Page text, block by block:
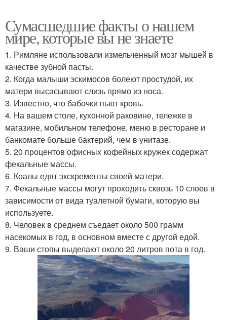
Сумасшедшие факты о нашем
мире, которые вы не знаете
1. Римляне использовали измельченный мозг мышей в
качестве зубной пасты.
2. Когда малыши эскимосов болеют простудой, их
матери высасывают слизь прямо из носа.
3. Известно, что бабочки пьют кровь.
4. На вашем столе, кухонной раковине, тележке в
магазине, мобильном телефоне, меню в ресторане и
банкомате больше бактерий, чем в унитазе.
5. 20 процентов офисных кофейных кружек содержат
фекальные массы.
6. Коалы едят экскременты своей матери.
7. Фекальные массы могут проходить сквозь 10 слоев в
зависимости от вида туалетной бумаги, которую вы
используете.
8. Человек в среднем съедает около 500 грамм
насекомых в год, в основном вместе с другой едой.
9. Ваши стопы выделают около 20 литров пота в год.